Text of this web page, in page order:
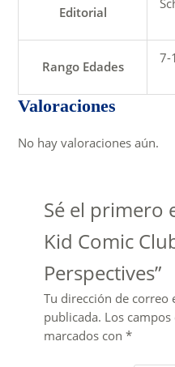
Editorial
Rango Edades
7-
Valoraciones
No hay valoraciones aún.
Sé el primero
Kid Comic
Perspectives”
Tu dirección de correo
publicada. Los
marcados con *